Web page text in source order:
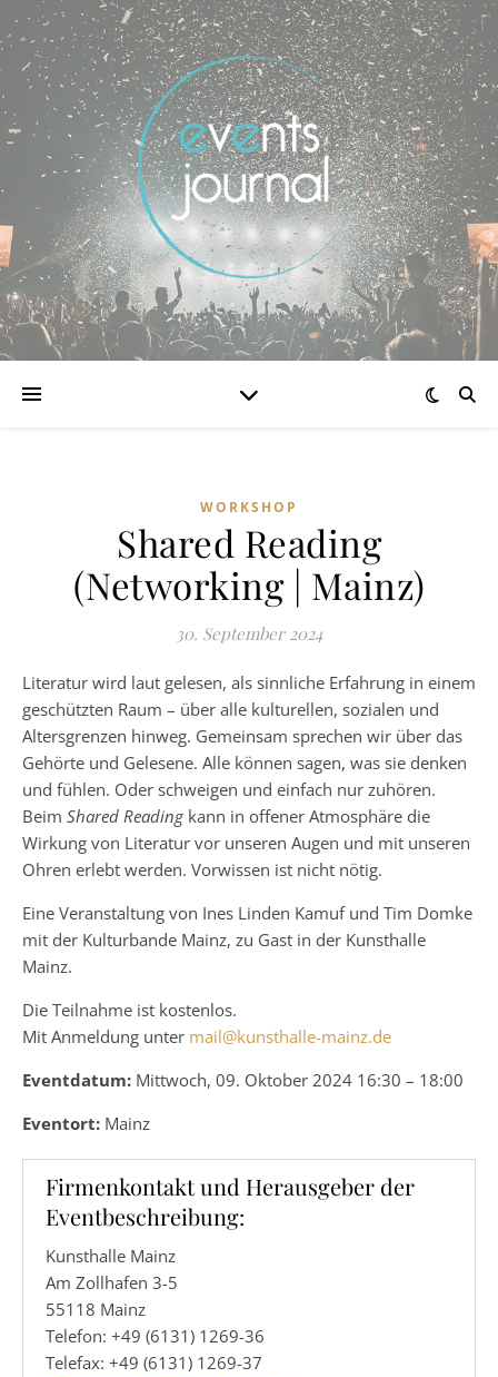
WORKSHOP
Shared Reading
(Networking | Mainz)
30. September 2024
Literatur wird laut gelesen, als sinnliche Erfahrung in einem
geschützten Raum – über alle kulturellen, sozialen und
Altersgrenzen hinweg. Gemeinsam sprechen wir über das
Gehörte und Gelesene. Alle können sagen, was sie denken
und fühlen. Oder schweigen und einfach nur zuhören.
Beim Shared Reading kann in offener Atmosphäre die
Wirkung von Literatur vor unseren Augen und mit unseren
Ohren erlebt werden. Vorwissen ist nicht nötig.
Eine Veranstaltung von Ines Linden Kamuf und Tim Domke
mit der Kulturbande Mainz, zu Gast in der Kunsthalle
Mainz.
Die Teilnahme ist kostenlos.
Mit Anmeldung unter mail@kunsthalle-mainz.de
Eventdatum: Mittwoch, 09. Oktober 2024 16:30 – 18:00
Eventort: Mainz
Firmenkontakt und Herausgeber der
Eventbeschreibung:
Kunsthalle Mainz
Am Zollhafen 3-5
55118 Mainz
Telefon: +49 (6131) 1269-36
Telefax: +49 (6131) 1269-37